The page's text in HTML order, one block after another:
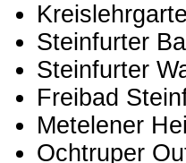
Steinfurter
Steinfurter
Freibad
Metelener
Ochtruper